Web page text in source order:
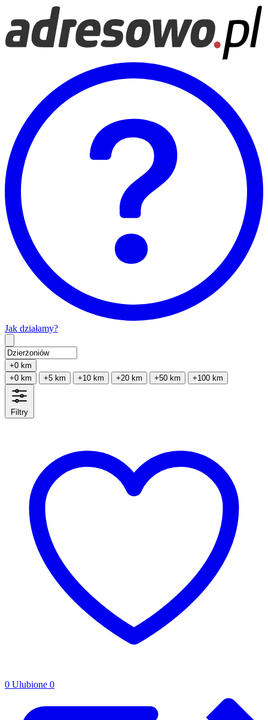
Jak działamy?
+0 km
+0 km
+5 km +10 km +20 km +50 km +100 km
Filtry
0 Ulubione 0